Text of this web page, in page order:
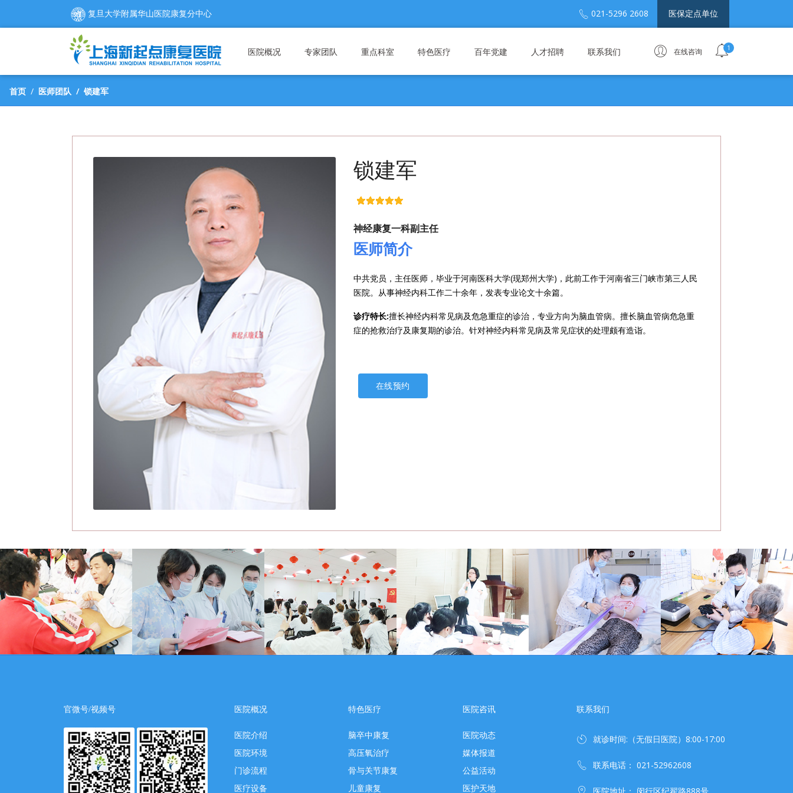
复旦大学附属华山医院康复分中心 021-5296 2608 医保定点单位
医院概况 专家团队 重点科室 特色医疗 百年党建 人才招聘 联系我们 在线咨询 1
首页 医师团队 锁建军
锁建军
神经康复一科副主任
医师简介
中共党员，主任医师，毕业于河南医科大学(现郑州大学)，此前工作于河南省三门峡市第三人民
医院。从事神经内科工作二十余年，发表专业论文十余篇。
诊疗特长:擅长神经内科常见病及危急重症的诊治，专业方向为脑血管病。擅长脑血管病危急重
症的抢救治疗及康复期的诊治。针对神经内科常见病及常见症状的处理颇有造诣。
在线预约
官微号/视频号 医院概况
医院介绍
医院环境
门诊流程
医疗设备
特色医疗
脑卒中康复
高压氧治疗
骨与关节康复
儿童康复
医院咨讯
医院动态
媒体报道
公益活动
医护天地
联系我们
就诊时间:（无假日医院）8:00-17:00
联系电话： 021-52962608
医院地址： 闵行区纪翟路888号